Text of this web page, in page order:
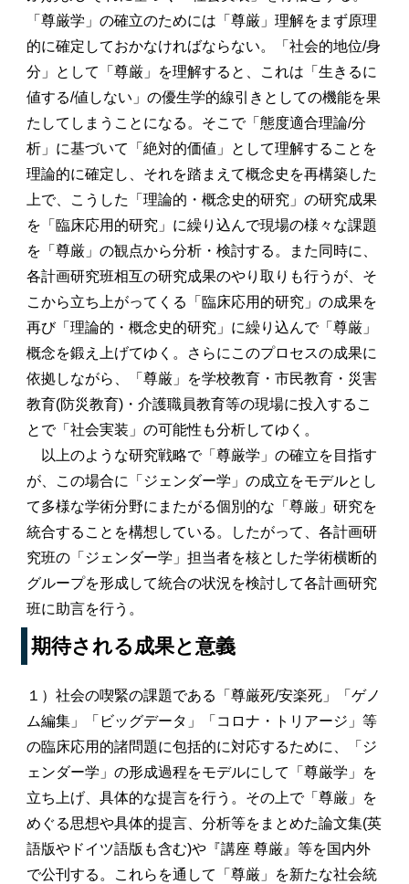
「尊厳学」の確立のためには「尊厳」理解をまず原理
的に確定しておかなければならない。「社会的地位/身
分」として「尊厳」を理解すると、これは「生きるに
値する/値しない」の優生学的線引きとしての機能を果
たしてしまうことになる。そこで「態度適合理論/分
析」に基づいて「絶対的価値」として理解することを
理論的に確定し、それを踏まえて概念史を再構築した
上で、こうした「理論的・概念史的研究」の研究成果
を「臨床応用的研究」に繰り込んで現場の様々な課題
を「尊厳」の観点から分析・検討する。また同時に、
各計画研究班相互の研究成果のやり取りも行うが、そ
こから立ち上がってくる「臨床応用的研究」の成果を
再び「理論的・概念史的研究」に繰り込んで「尊厳」
概念を鍛え上げてゆく。さらにこのプロセスの成果に
依拠しながら、「尊厳」を学校教育・市民教育・災害
教育(防災教育)・介護職員教育等の現場に投入するこ
とで「社会実装」の可能性も分析してゆく。
以上のような研究戦略で「尊厳学」の確立を目指す
が、この場合に「ジェンダー学」の成立をモデルとし
て多様な学術分野にまたがる個別的な「尊厳」研究を
統合することを構想している。したがって、各計画研
究班の「ジェンダー学」担当者を核とした学術横断的
グループを形成して統合の状況を検討して各計画研究
班に助言を行う。
期待される成果と意義
１）社会の喫緊の課題である「尊厳死/安楽死」「ゲノ
ム編集」「ビッグデータ」「コロナ・トリアージ」等
の臨床応用的諸問題に包括的に対応するために、「ジ
ェンダー学」の形成過程をモデルにして「尊厳学」を
立ち上げ、具体的な提言を行う。その上で「尊厳」を
めぐる思想や具体的提言、分析等をまとめた論文集(英
語版やドイツ語版も含む)や『講座 尊厳』等を国内外
で公刊する。これらを通して「尊厳」を新たな社会統